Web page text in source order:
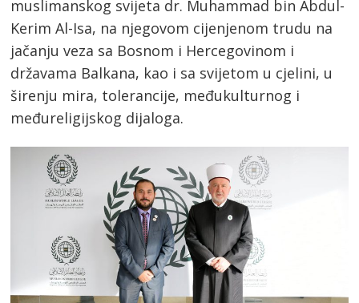
muslimanskog svijeta dr. Muhammad bin Abdul-
Kerim Al-Isa, na njegovom cijenjenom trudu na
jačanju veza sa Bosnom i Hercegovinom i
državama Balkana, kao i sa svijetom u cjelini, u
širenju mira, tolerancije, međukulturnog i
međureligijskog dijaloga.